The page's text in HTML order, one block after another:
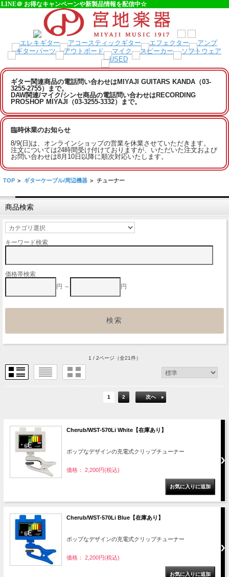
LINE＠ お得なキャンペーンや新製品情報を配信中☆
ギター関連商品の電話問い合わせはMIYAJI GUITARS KANDA（03-
3255-2755）まで。
DAW関連/マイク/シンセ商品の電話問い合わせはRECORDING
PROSHOP MIYAJI（03-3255-3332）まで。
臨時休業のお知らせ
8/9(日)は、オンラインショップの営業を休業させていただきます。
注文については24時間受け付けておりますが、いただいた注文および
お問い合わせは8月10日以降に順次対応いたします。
TOP > ギターケーブル/周辺機器 > チューナー
商品検索
キーワード検索
価格帯検索
円 ～
円
1 / 2ページ（全21件）
1 2 次へ
Cherub/WST-570Li White【在庫あり】
ポップなデザインの充電式クリップチューナー
価格： 2,200円(税込)
Cherub/WST-570Li Blue【在庫あり】
ポップなデザインの充電式クリップチューナー
価格： 2,200円(税込)